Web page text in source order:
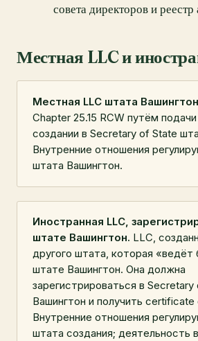
совета директоров и
Местная LLC и
Местная LLC штата
Chapter 25.15 RCW путём
создании в Secretary of State
Внутренние отношения
штата Вашингтон.
Иностранная LLC,
штате Вашингтон. LLC,
другого штата, которая «ведёт
штате Вашингтон. Она должна
зарегистрироваться в
Вашингтон и получить certificate
Внутренние отношения
штата создания; деятельность